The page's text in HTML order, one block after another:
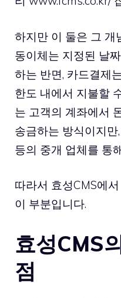
하지만 이 둘은 그 개
동이체는 지정된 날
하는 반면, 카드결제
한도 내에서 지불할
는 고객의 계좌에서
송금하는 방식이지
등의 중개 업체를 통
따라서 효성CMS에
이 부분입니다.
효성CMS
점